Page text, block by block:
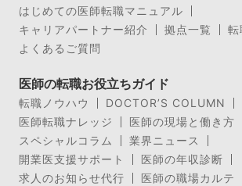
はじめての医師転職マニュアル
キャリアパートナー紹介
拠点一覧
転
よくあるご質問
医師の転職お役立ちガイド
転職ノウハウ
DOCTOR’S COLUMN
医師転職ナレッジ
医師の現場と働き方
スペシャルコラム
業界ニュース
開業医支援サポート
医師の年収診断
求人のお知らせ代行
医師の職場カルテ